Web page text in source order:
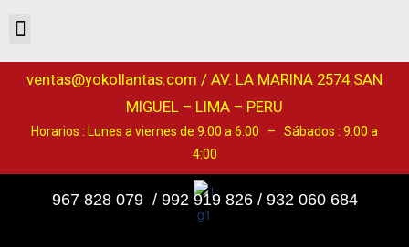
ventas@yokollantas.com / AV. LA MARINA 2574 SAN
MIGUEL – LIMA – PERU
Horarios : Lunes a viernes de 9:00 a 6:00 – Sábados : 9:00 a
4:00
967 828 079 / 992 919 826 / 932 060 684